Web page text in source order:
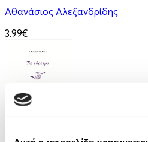
Αθανάσιος Αλεξανδρίδης
3.99€